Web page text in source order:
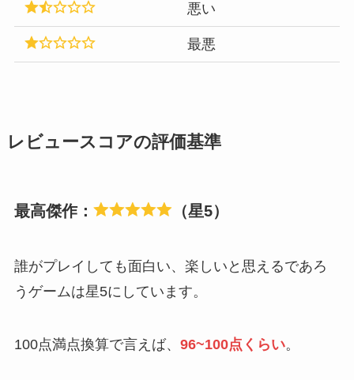
悪い
最悪
レビュースコアの評価基準
最高傑作： （星5）
誰がプレイしても面白い、楽しいと思えるであろ
うゲームは星5にしています。
100点満点換算で言えば、 96~100点くらい。